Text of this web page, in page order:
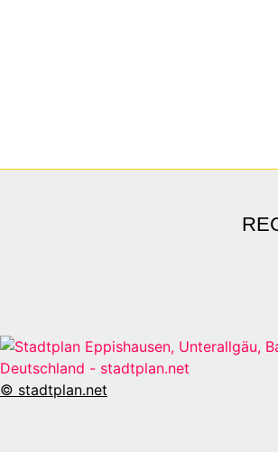
© stadtplan.net